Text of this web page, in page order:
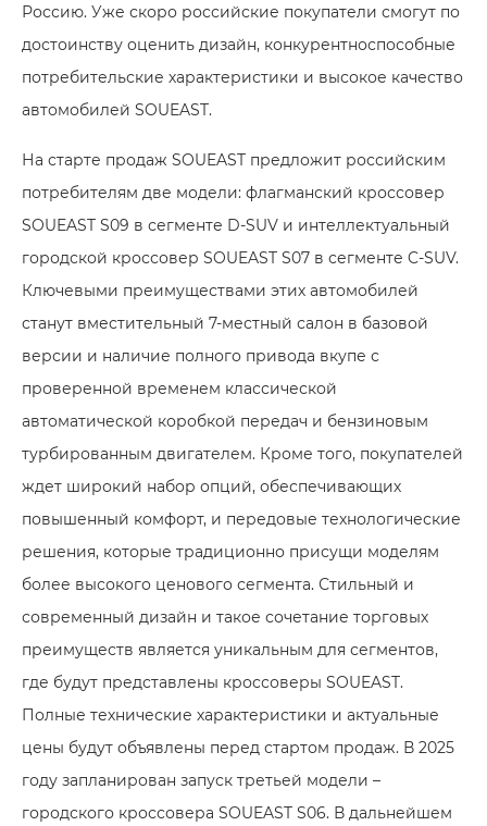
Россию. Уже скоро российские покупатели смогут по
достоинству оценить дизайн, конкурентноспособные
потребительские характеристики и высокое качество
автомобилей SOUEAST.
На старте продаж SOUEAST предложит российским
потребителям две модели: флагманский кроссовер
SOUEAST S09 в сегменте D-SUV и интеллектуальный
городской кроссовер SOUEAST S07 в сегменте C-SUV.
Ключевыми преимуществами этих автомобилей
станут вместительный 7-местный салон в базовой
версии и наличие полного привода вкупе с
проверенной временем классической
автоматической коробкой передач и бензиновым
турбированным двигателем. Кроме того, покупателей
ждет широкий набор опций, обеспечивающих
повышенный комфорт, и передовые технологические
решения, которые традиционно присущи моделям
более высокого ценового сегмента. Стильный и
современный дизайн и такое сочетание торговых
преимуществ является уникальным для сегментов,
где будут представлены кроссоверы SOUEAST.
Полные технические характеристики и актуальные
цены будут объявлены перед стартом продаж. В 2025
году запланирован запуск третьей модели –
городского кроссовера SOUEAST S06. В дальнейшем